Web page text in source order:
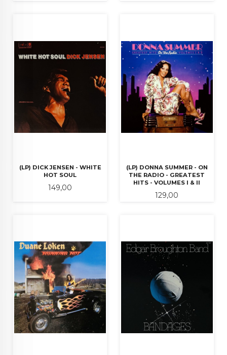
(LP) DICK JENSEN - WHITE
HOT SOUL
Pris
149,00
(LP) DONNA SUMMER - ON
THE RADIO - GREATEST
HITS - VOLUMES I & II
Pris
129,00